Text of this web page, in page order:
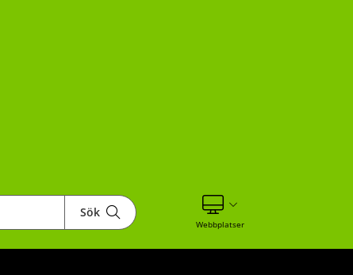
Sök
WebbplatserVisa våra andra webbplatser